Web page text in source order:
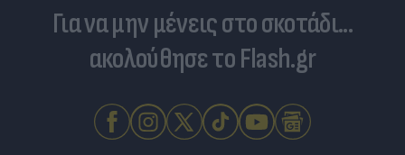
Για να μην μένεις στο σκοτάδι...
ακολούθησε το Flash.gr